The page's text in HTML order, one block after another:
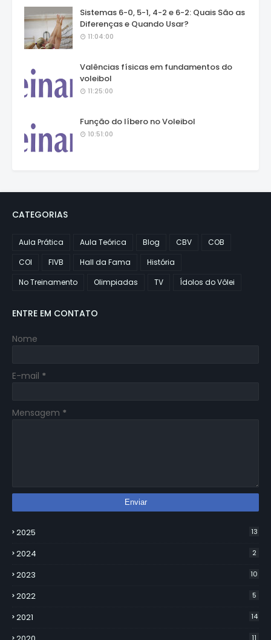
Sistemas 6-0, 5-1, 4-2 e 6-2: Quais São as
Diferenças e Quando Usar?
11:04:00
Valências físicas em fundamentos do
voleibol
11:25:00
Função do líbero no Voleibol
10:51:00
CATEGORIAS
Aula Prática Aula Teórica Blog CBV
COB
COI
FIVB Hall da Fama
História
No Treinamento
Olimpiadas TV Ídolos do Vôlei
ENTRE EM CONTATO
Nome
E-mail *
Mensagem *
2025 13
2024 2
2023 10
2022 5
2021 14
11